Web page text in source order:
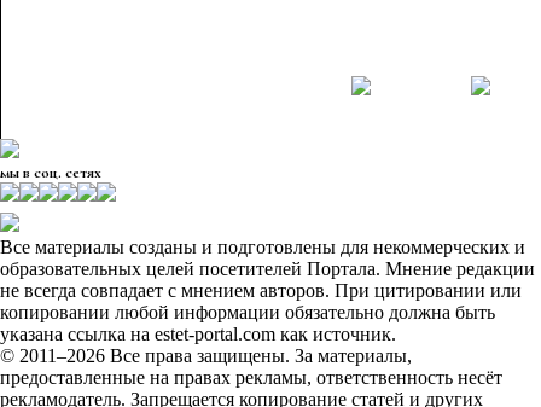
мы в соц. сетях
Все материалы созданы и подготовлены для некоммерческих и
образовательных целей посетителей Портала. Мнение редакции
не всегда совпадает с мнением авторов. При цитировании или
копировании любой информации обязательно должна быть
указана ссылка на estet-portal.com как источник.
© 2011–2026 Все права защищены. За материалы,
предоставленные на правах рекламы, ответственность несёт
рекламодатель. Запрещается копирование статей и других